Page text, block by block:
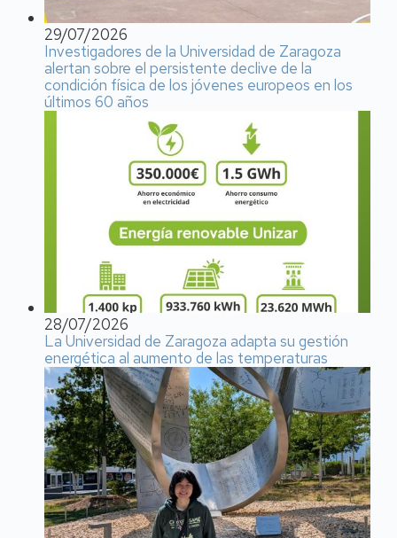
29/07/2026
Investigadores de la Universidad de Zaragoza
alertan sobre el persistente declive de la
condición física de los jóvenes europeos en los
últimos 60 años
28/07/2026
La Universidad de Zaragoza adapta su gestión
energética al aumento de las temperaturas